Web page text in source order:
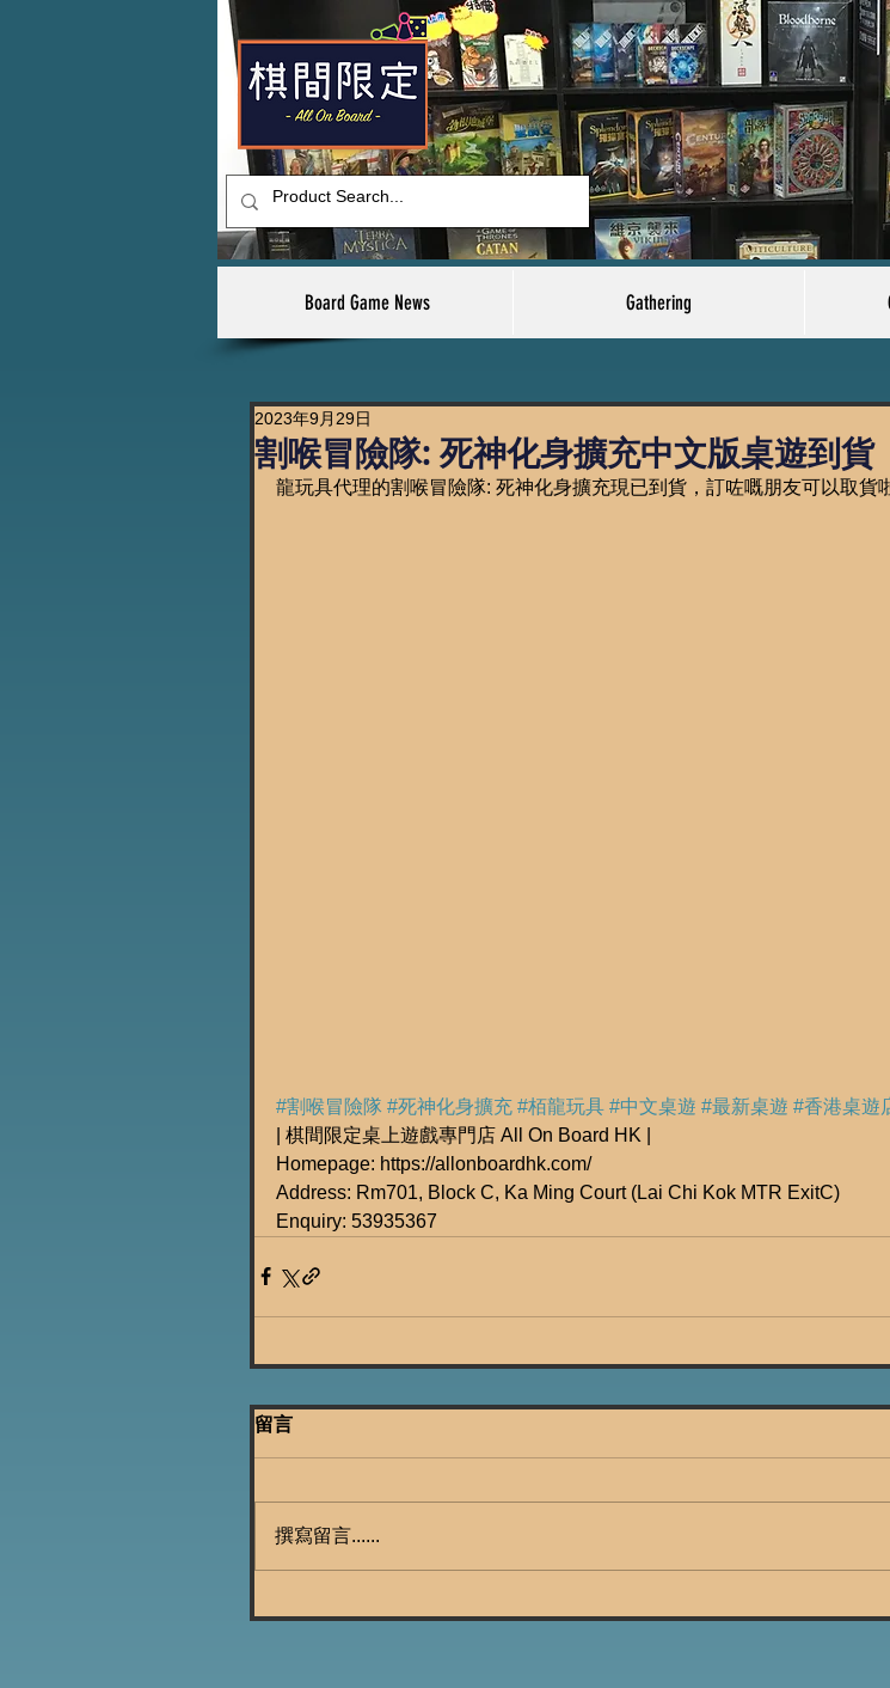
Board Game News Gathering
割喉冒險隊: 死神化身擴充中文版桌遊到貨
2023年9月29日
龍玩具代理的割喉冒險隊: 死神化身擴充現已到貨，訂咗嘅朋友可以取貨
#割喉冒險隊 #死神化身擴充 #栢龍玩具 #中文桌遊 #最新桌遊 #香港桌遊
| 棋間限定桌上遊戲專門店 All On Board HK |
Homepage: https://allonboardhk.com/
Address: Rm701, Block C, Ka Ming Court (Lai Chi Kok MTR ExitC)
Enquiry: 53935367
留言
撰寫留言......